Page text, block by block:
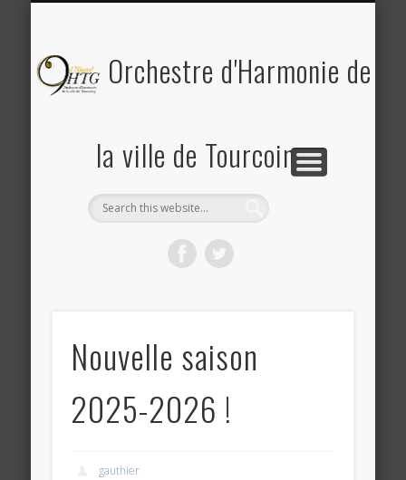
Orchestre d'Harmonie de
la ville de Tourcoing
Nouvelle saison
2025-2026 !
gauthier